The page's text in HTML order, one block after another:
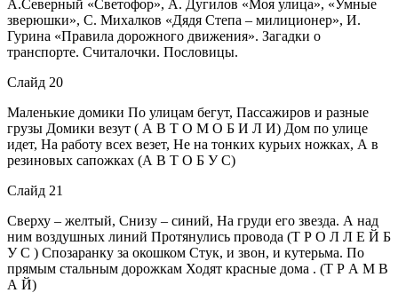
А.Северный «Светофор», А. Дугилов «Моя улица», «Умные
зверюшки», С. Михалков «Дядя Степа – милиционер», И.
Гурина «Правила дорожного движения». Загадки о
транспорте. Считалочки. Пословицы.
Слайд 20
Маленькие домики По улицам бегут, Пассажиров и разные
грузы Домики везут ( А В Т О М О Б И Л И) Дом по улице
идет, На работу всех везет, Не на тонких курьих ножках, А в
резиновых сапожках (А В Т О Б У С)
Слайд 21
Сверху – желтый, Снизу – синий, На груди его звезда. А над
ним воздушных линий Протянулись провода (Т Р О Л Л Е Й Б
У С ) Спозаранку за окошком Стук, и звон, и кутерьма. По
прямым стальным дорожкам Ходят красные дома . (Т Р А М В
А Й)